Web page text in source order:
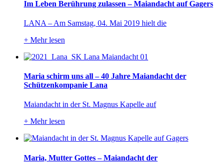
Im Leben Berührung zulassen – Maiandacht auf Gagers
LANA – Am Samstag, 04. Mai 2019 hielt die
+ Mehr lesen
Maria schirm uns all – 40 Jahre Maiandacht der
Schützenkompanie Lana
Maiandacht in der St. Magnus Kapelle auf
+ Mehr lesen
Maria, Mutter Gottes – Maiandacht der